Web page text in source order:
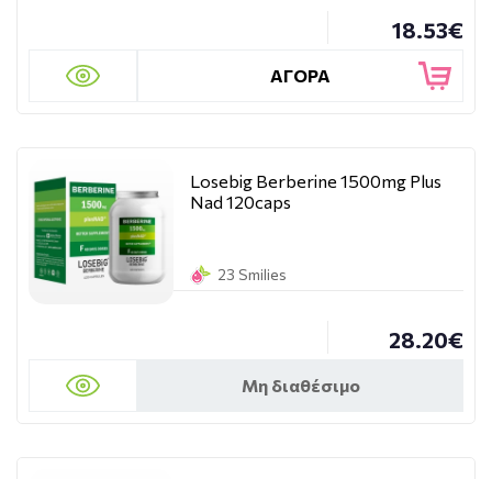
18.53€
ΑΓΟΡΑ
Losebig Berberine 1500mg Plus
Nad 120caps
23 Smilies
28.20€
Μη διαθέσιμο